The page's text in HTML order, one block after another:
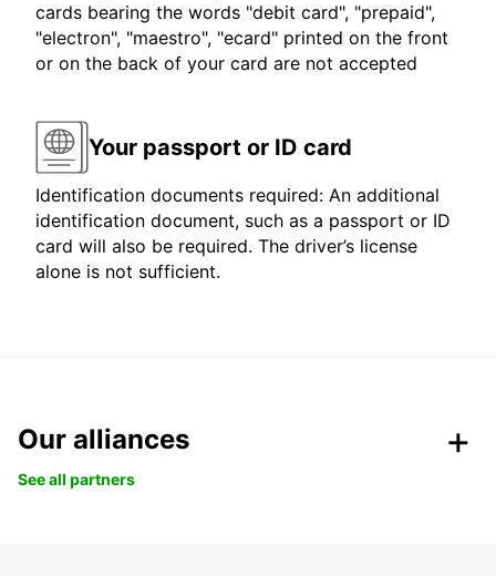
cards bearing the words "debit card", "prepaid",
"electron", "maestro", "ecard" printed on the front
or on the back of your card are not accepted
Your passport or ID card
Identification documents required: An additional
identification document, such as a passport or ID
card will also be required. The driver’s license
alone is not sufficient.
Our alliances
See all partners